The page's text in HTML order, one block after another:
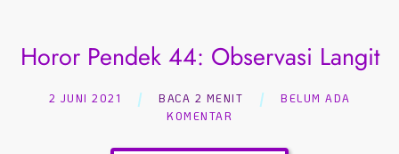
Horor Pendek 44: Observasi Langit
2 JUNI 2021 BACA 2 MENIT
BELUM ADA
KOMENTAR